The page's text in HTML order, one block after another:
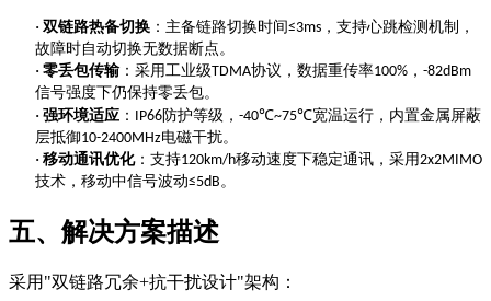
· 双链路热备切换 ：主备链路切换时间≤3ms ，支持心跳检测机制，
故障时自动切换无数据断点。
· 零丢包传输 ：采用工业级TDMA协议，数据重传率100% ， -82dBm
信号强度下仍保持零丢包。
· 强环境适应 ： IP66防护等级， -40℃~75℃宽温运行，内置金属屏蔽
层抵御10-2400MHz电磁干扰。
· 移动通讯优化：支持120km/h移动速度下稳定通讯，采用2x2MIMO
技术，移动中信号波动≤5dB。
五、解决方案描述
采用 "双链路冗余+抗干扰设计"架构：